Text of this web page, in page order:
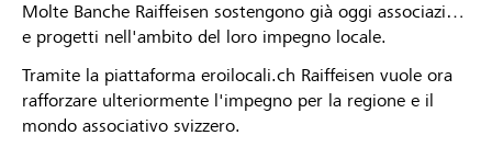
Molte Banche Raiffeisen sostengono già oggi associazioni
e progetti nell'ambito del loro impegno locale.
Tramite la piattaforma eroilocali.ch Raiffeisen vuole ora
rafforzare ulteriormente l'impegno per la regione e il
mondo associativo svizzero.